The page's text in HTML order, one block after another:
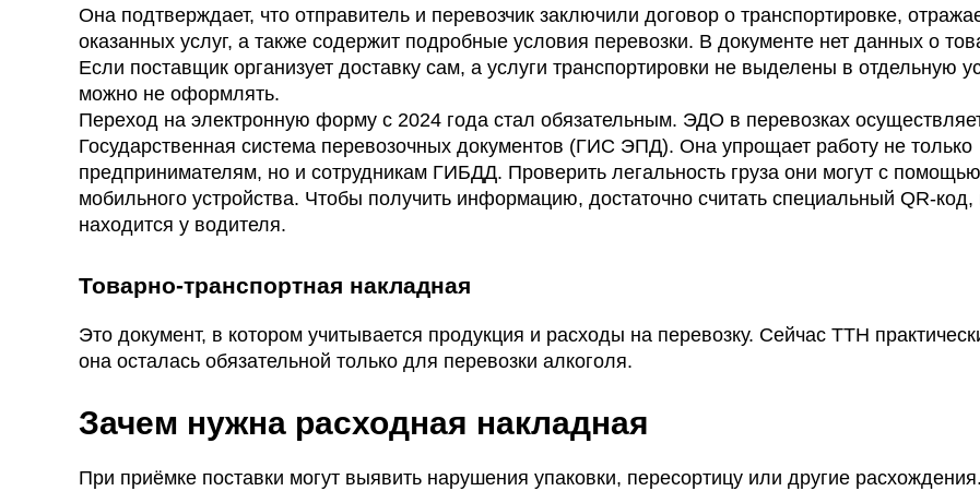
Она подтверждает, что отправитель и перевозчик заключили договор о транспортировке,
оказанных услуг, а также содержит подробные условия перевозки. В документе нет данных о
Если поставщик организует доставку сам, а услуги транспортировки не выделены в отдельную
можно не оформлять.
Переход на электронную форму с 2024 года стал обязательным. ЭДО в перевозках
Государственная система перевозочных документов (ГИС ЭПД). Она упрощает работу не только
предпринимателям, но и сотрудникам ГИБДД. Проверить легальность груза они могут с
мобильного устройства. Чтобы получить информацию, достаточно считать специальный QR-код,
находится у водителя.
Товарно-транспортная накладная
Это документ, в котором учитывается продукция и расходы на перевозку. Сейчас ТТН
она осталась обязательной только для перевозки алкоголя.
Зачем нужна расходная накладная
При приёмке поставки могут выявить нарушения упаковки, пересортицу или другие